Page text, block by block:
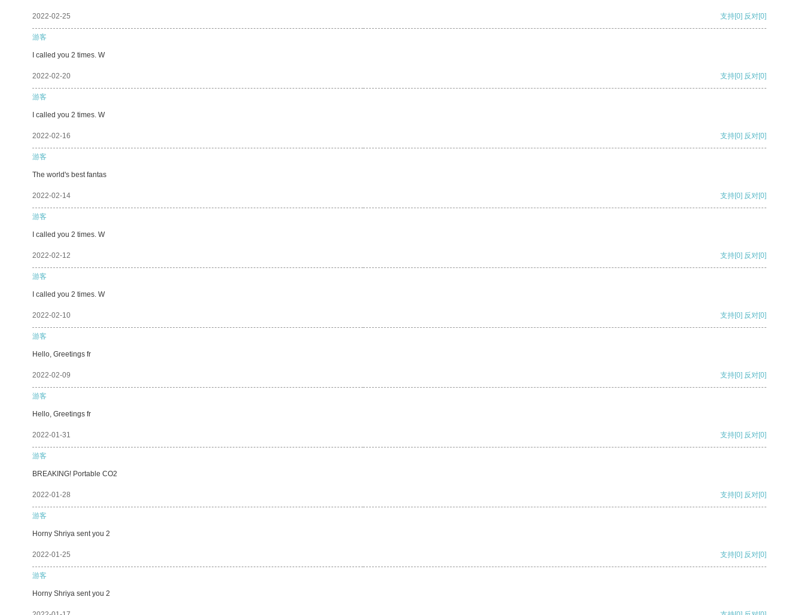
2022-02-25 支持[0] 反对[0]
游客
I called you 2 times. W
2022-02-20 支持[0] 反对[0]
游客
I called you 2 times. W
2022-02-16 支持[0] 反对[0]
游客
The world's best fantas
2022-02-14 支持[0] 反对[0]
游客
I called you 2 times. W
2022-02-12 支持[0] 反对[0]
游客
I called you 2 times. W
2022-02-10 支持[0] 反对[0]
游客
Hello, Greetings fr
2022-02-09 支持[0] 反对[0]
游客
Hello, Greetings fr
2022-01-31 支持[0] 反对[0]
游客
BREAKING! Portable CO2
2022-01-28 支持[0] 反对[0]
游客
Horny Shriya sent you 2
2022-01-25 支持[0] 反对[0]
游客
Horny Shriya sent you 2